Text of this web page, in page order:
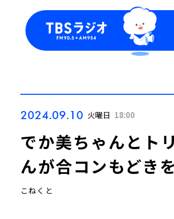
2024.09.10 火曜日 18:00
でか美ちゃんとト
んが合コンもどき
こねくと